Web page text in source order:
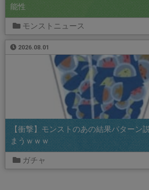
能性
モンストニュース
2026.08.01
【衝撃】モンストのあの結果パターン
まうｗｗｗ
ガチャ